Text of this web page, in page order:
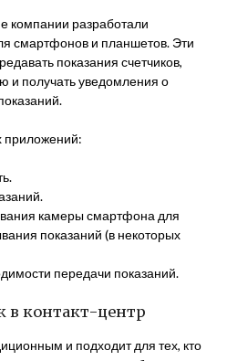
компании разработали
смартфонов и планшетов. Эти
показания счетчиков,
и получать уведомления о
камеры смартфона для
показаний (в некоторых
передачи показаний.
в контакт-центр
и подходит для тех, кто